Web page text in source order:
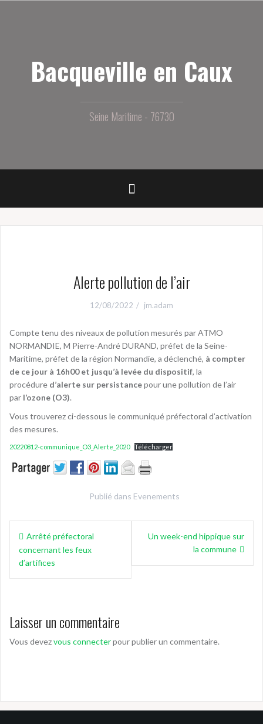
Bacqueville en Caux
Seine Maritime - 76730
Alerte pollution de l’air
12/08/2022 jm.adam
Compte tenu des niveaux de pollution mesurés par ATMO
NORMANDIE, M Pierre-André DURAND, préfet de la Seine-
Maritime, préfet de la région Normandie, a déclenché, à compter
de ce jour à 16h00 et jusqu’à levée du dispositif, la
procédure d’alerte sur persistancepour une pollution de l’air
par l’ozone (O3).
Vous trouverez ci-dessous le communiqué préfectoral d’activation
des mesures.‎
20220812-communique_O3_Alerte_2020 Télécharger
Publié dans Evenements
Navigation
de
l’article
Arrêté préfectoral
concernant les feux
d’artifices
Un week-end hippique sur
la commune
Laisser un commentaire
Vous devezvous connecterpour publier un commentaire.